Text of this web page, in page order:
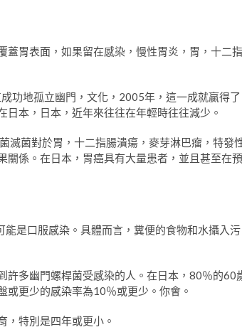
蓋胃表面，如果留在感染，慢性胃炎，胃，十二指
功地孤立幽門，文化，2005年，這一成就贏得了
本，日本，近年來往往在年輕時往往減少。
滅菌對於胃，十二指腸潰瘍，麥芽淋巴瘤，特發
關係。在日本，胃癌具有大量患者，並且甚至在預
是口服感染。具體而言，糞便的食物和水攝入污
許多幽門螺桿菌受感染的人。在日本，80％的60
更少的感染率為10％或更少。你會。
，特別是四年或更小。